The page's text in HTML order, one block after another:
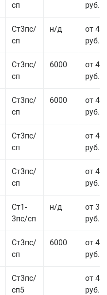
сп
руб.
Ст3пс/
сп
н/д
от 49
руб.
Ст3пс/
сп
6000
от 47
руб.
Ст3пс/
сп
6000
от 45
руб.
Ст3пс/
сп
от 43
руб.
Ст3пс/
сп
от 42
руб.
Ст1-
3пс/сп
н/д
от 35
руб.
Ст3пс/
сп
6000
от 45
руб.
Ст3пс/
сп5
от 45
руб.